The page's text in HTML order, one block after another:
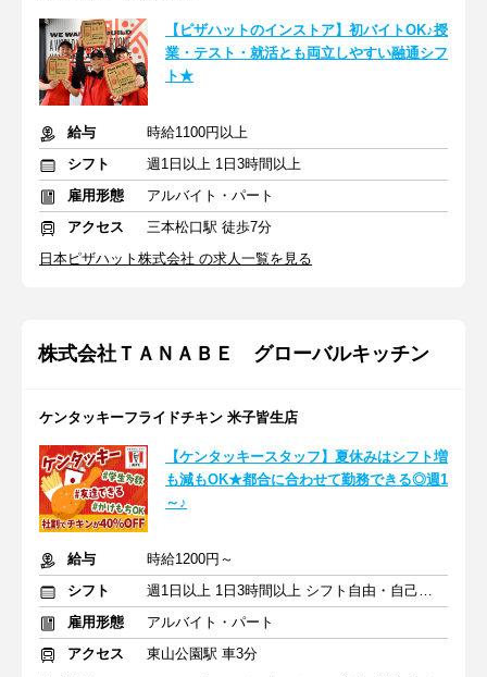
【ピザハットのインストア】初バイトOK♪授
業・テスト・就活とも両立しやすい融通シフ
ト★
給与
時給1100円以上
シフト
週1日以上 1日3時間以上
雇用形態
アルバイト・パート
アクセス
三本松口駅 徒歩7分
日本ピザハット株式会社 の求人一覧を見る
株式会社ＴＡＮＡＢＥ グローバルキッチン
ケンタッキーフライドチキン 米子皆生店
【ケンタッキースタッフ】夏休みはシフト増
も減もOK★都合に合わせて勤務できる◎週1
～♪
給与
時給1200円～
シフト
週1日以上 1日3時間以上 シフト自由・自己申告
雇用形態
アルバイト・パート
アクセス
東山公園駅 車3分